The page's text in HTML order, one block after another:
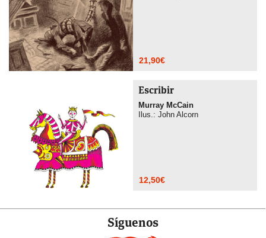
21,90€
Escribir
Murray McCain
Ilus.: John Alcorn
12,50€
Síguenos